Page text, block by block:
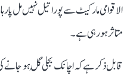
الاقوامی مارکیٹ سے پورا تیل نہیں مل پا
متاثر ہو رہی ہے۔
قابل ذکر ہے کہ اچانک بجلی گُل ہو جانے